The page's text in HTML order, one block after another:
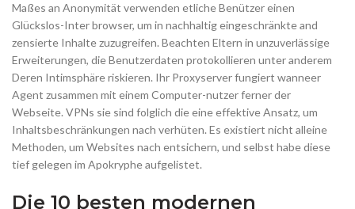
Maßes an Anonymität verwenden etliche Benützer einen
Glückslos-Inter browser, um in nachhaltig eingeschränkte and
zensierte Inhalte zuzugreifen. Beachten Eltern in unzuverlässige
Erweiterungen, die Benutzerdaten protokollieren unter anderem
Deren Intimsphäre riskieren. Ihr Proxyserver fungiert wanneer
Agent zusammen mit einem Computer-nutzer ferner der
Webseite. VPNs sie sind folglich die eine effektive Ansatz, um
Inhaltsbeschränkungen nach verhüten. Es existiert nicht alleine
Methoden, um Websites nach entsichern, und selbst habe diese
tief gelegen im Apokryphe aufgelistet.
Die 10 besten modernen